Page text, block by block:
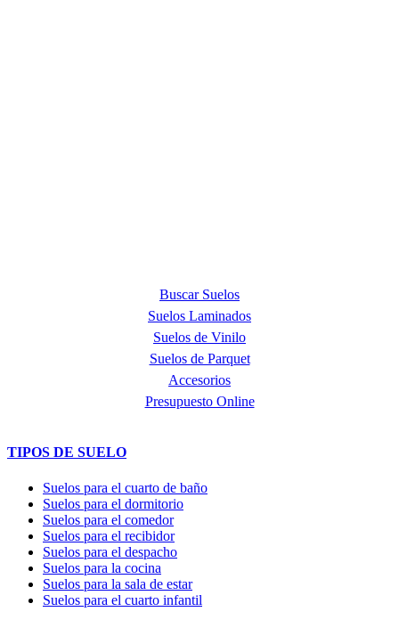
Buscar Suelos
Suelos Laminados
Suelos de Vinilo
Suelos de Parquet
Accesorios
Presupuesto Online
TIPOS DE SUELO
Suelos para el cuarto de baño
Suelos para el dormitorio
Suelos para el comedor
Suelos para el recibidor
Suelos para el despacho
Suelos para la cocina
Suelos para la sala de estar
Suelos para el cuarto infantil